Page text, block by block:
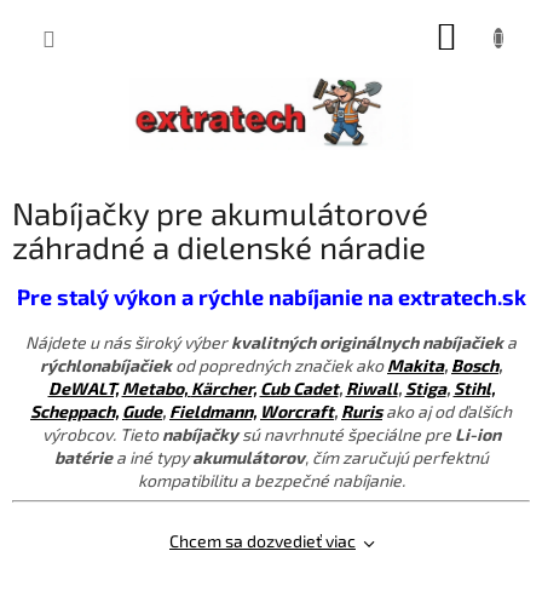
Nabíjačky pre akumulátorové
záhradné a dielenské náradie
Pre stalý výkon a rýchle nabíjanie na extratech.sk
Nájdete u nás široký výberkvalitných originálnych nabíjačieka
rýchlonabíjačiekod popredných značiek akoMakita, Bosch,
DeWALT, Metabo, Kärcher, Cub Cadet, Riwall,Stiga,Stihl,
Scheppach, Gude, Fieldmann, Worcraft, Ruris ako aj od ďalších
výrobcov. Tietonabíjačkysú navrhnuté špeciálne pre Li-ion
batériea iné typyakumulátorov, čím zaručujú perfektnú
kompatibilitu a bezpečné nabíjanie.
Chcem sa dozvedieť viac